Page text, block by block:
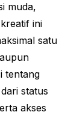
muda,
ini
satu
tentang
status
akses